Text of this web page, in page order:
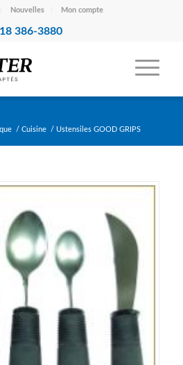
Nouvelles Mon compte
386-3880
/ Cuisine / Ustensiles GOOD GRIPS